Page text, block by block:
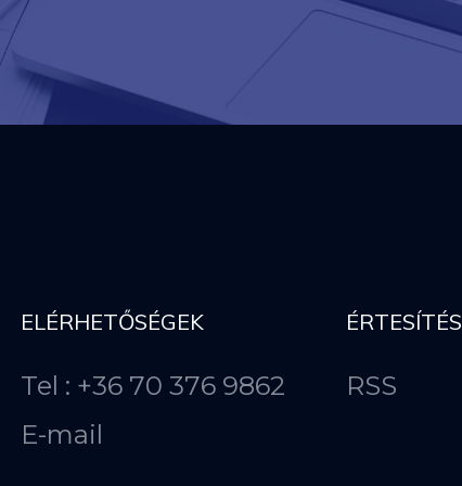
ELÉRHETŐSÉGEK
Tel : +36 70 376 9862
E-mail
ÉRTESÍTÉS
RSS